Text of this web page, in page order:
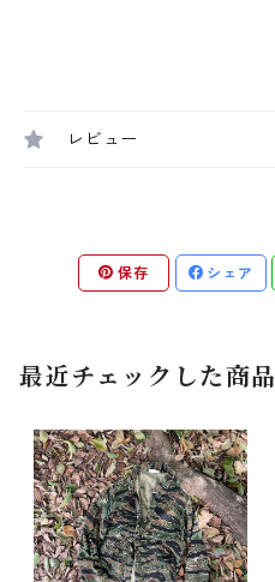
レビュー
保存 シェア
最近チェックした商品